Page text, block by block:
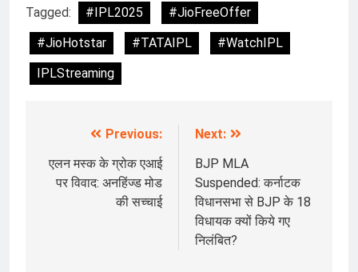
Tagged: #IPL2025
#JioFreeOffer
#JioHotstar
#TATAIPL
#WatchIPL
IPLStreaming
navigation
Previous:
एलन मस्क के ग्रोक एआई
पर विवाद: अनहिंज्ड मोड
की सच्चाई
Next:
BJP MLA
Suspended: कर्नाटक
विधानसभा से BJP के 18
विधायक क्यों किये गए
निलंबित?